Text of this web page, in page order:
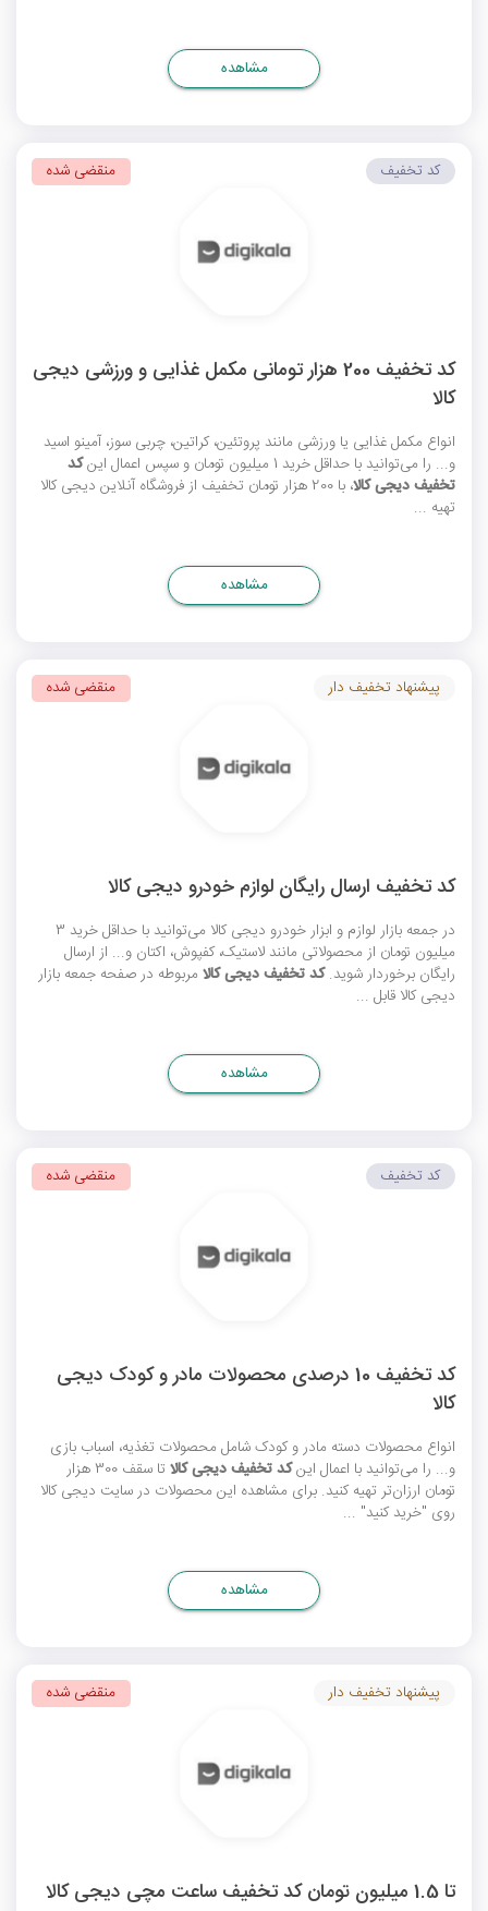
مشاهده
کد تخفیف 200 هزار تومانی مکمل غذایی و ورزشی دیجی
کالا
انواع مکمل غذایی یا ورزشی مانند پروتئین، کراتین، چربی سوز، آمینو اسید
و... را می‌توانید با حداقل خرید 1 میلیون تومان و سپس اعمال این
کد
تخفیف دیجی کالا
، با 200 هزار تومان تخفیف از فروشگاه آنلاین دیجی کالا
تهیه ...
کد تخفیف منقضی شده
مشاهده
کد تخفیف ارسال رایگان لوازم خودرو دیجی کالا
در جمعه بازار لوازم و ابزار خودرو دیجی کالا می‌توانید با حداقل خرید 3
میلیون تومان از محصولاتی مانند لاستیک، کفپوش، اکتان و... از ارسال
رایگان برخوردار شوید.کد تخفیف دیجی کالا مربوطه در صفحه جمعه بازار
دیجی کالا قابل ...
پیشنهاد تخفیف دار منقضی شده
مشاهده
کد تخفیف 10 درصدی محصولات مادر و کودک دیجی
کالا
انواع محصولات دسته مادر و کودک شامل محصولات تغذیه، اسباب بازی
و... را می‌توانید با اعمال اینکد تخفیف دیجی کالا
تا سقف 300 هزار
تومان ارزان‌تر تهیه کنید. برای مشاهده این محصولات در سایت دیجی کالا
روی "خرید کنید" ...
کد تخفیف منقضی شده
مشاهده
تا 1.5 میلیون تومان کد تخفیف ساعت مچی دیجی کالا
پیشنهاد تخفیف دار منقضی شده